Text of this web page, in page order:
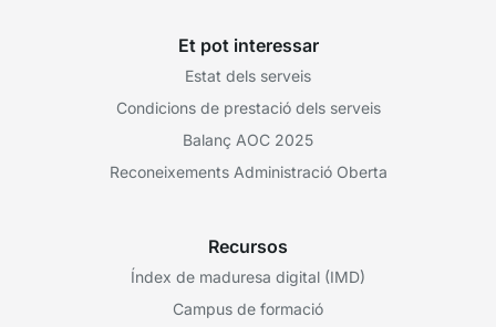
Et pot interessar
Estat dels serveis
Condicions de prestació dels serveis
Balanç AOC 2025
Reconeixements Administració Oberta
Recursos
Índex de maduresa digital (IMD)
Campus de formació